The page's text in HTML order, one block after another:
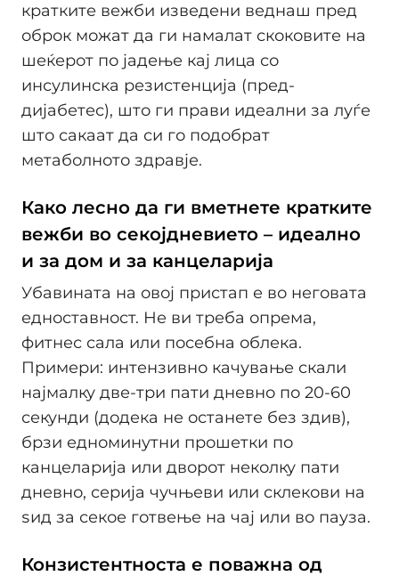
кратките вежби изведени веднаш пред
оброк можат да ги намалат скоковите на
шеќерот по јадење кај лица со
инсулинска резистенција (пред-
дијабетес), што ги прави идеални за луѓе
што сакаат да си го подобрат
метаболното здравје.
Како лесно да ги вметнете кратките
вежби во секојдневието – идеално
и за дом и за канцеларија
Убавината на овој пристап е во неговата
едноставност. Не ви треба опрема,
фитнес сала или посебна облека.
Примери: интензивно качување скали
најмалку две-три пати дневно по 20-60
секунди (додека не останете без здив),
брзи едноминутни прошетки по
канцеларија или дворот неколку пати
дневно, серија чучњеви или склекови на
ѕид за секое готвење на чај или во пауза.
Конзистентноста е поважна од